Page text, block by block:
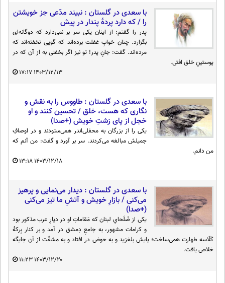
با سعدی در گلستان : نبیند مدّعی جز خویشتن
را / که دارد پردهٔ پندار در پیش
پدر را گفتم: از اینان یکی سر بر نمی‌دارد که دوگانه‌ای
بگزارد. چنان خوابِ غفلت برده‌اند که گویی نخفته‌اند که
مرده‌اند. گفت: جانِ پدر! تو نیز اگر بخفتی به از آن که در
پوستینِ خلق افتی.
۱۴۰۳/۱۲/۱۳۱۷:۱۷
با سعدی در گلستان : طاووس را به نقش و
نگاری که هست، خلق / تحسین کنند و او
خجل از پای زشتِ خویش (+صدا)
یکی را از بزرگان به محفلی‌اندر همی‌ستودند و در اوصافِ
جمیلش مبالغه می‌کردند. سر بر آورد و گفت: من آنم که
من دانم.
۱۴۰۳/۱۲/۱۸۱۳:۱۸
با سعدی در گلستان : دیدار می‌نمایی و پرهیز
می‌کنی / بازارِ خویش و آتشِ ما تیز می‌کنی
(+صدا)
یکی از صُلَحایِ لبنان که مَقاماتِ او در دیارِ عرب مذکور بود
و کرامات مشهور، به جامعِ دِمشق در آمد و بر کنار بِرکهٔ
کَلّاسه طهارت همی‌ساخت؛ پایش بلغزید و به حوض در افتاد و به مشقّت از آن جایگه
خلاص یافت.
۱۴۰۳/۱۲/۲۰۱۱:۲۳